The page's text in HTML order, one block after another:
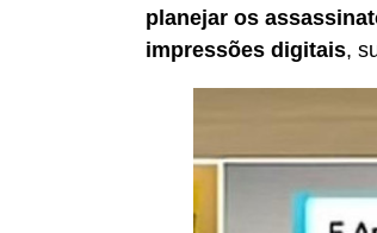
planejar os
impressões digitais,